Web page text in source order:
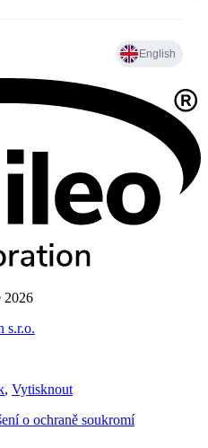
2026
s.r.o.
, Vytisknout
o ochraně soukromí